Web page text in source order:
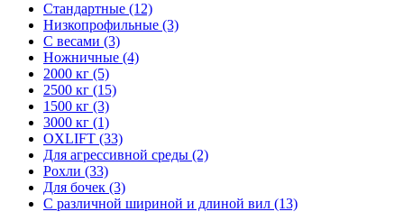
Стандартные (12)
Низкопрофильные (3)
С весами (3)
Ножничные (4)
2000 кг (5)
2500 кг (15)
1500 кг (3)
3000 кг (1)
OXLIFT (33)
Для агрессивной среды (2)
Рохли (33)
Для бочек (3)
С различной шириной и длиной вил (13)